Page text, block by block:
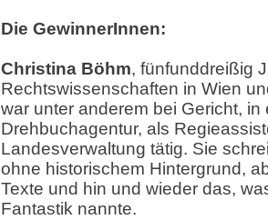
Die GewinnerInnen:
Christina Böhm, fünfunddreißig
Rechtswissenschaften in Wien
war unter anderem bei Gericht, in
Drehbuchagentur, als
Landesverwaltung tätig. Sie
ohne historischem Hintergrund,
Texte und hin und wieder das,
Fantastik nannte.